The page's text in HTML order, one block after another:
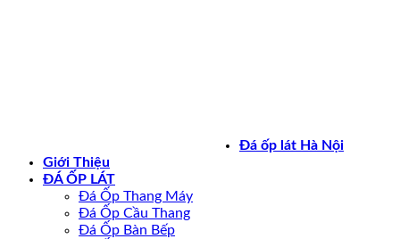
daoplathanoi.net Đá ốp lát Hà Nội
Giới Thiệu
ĐÁ ỐP LÁT
Đá Ốp Thang Máy
Đá Ốp Cầu Thang
Đá Ốp Bàn Bếp